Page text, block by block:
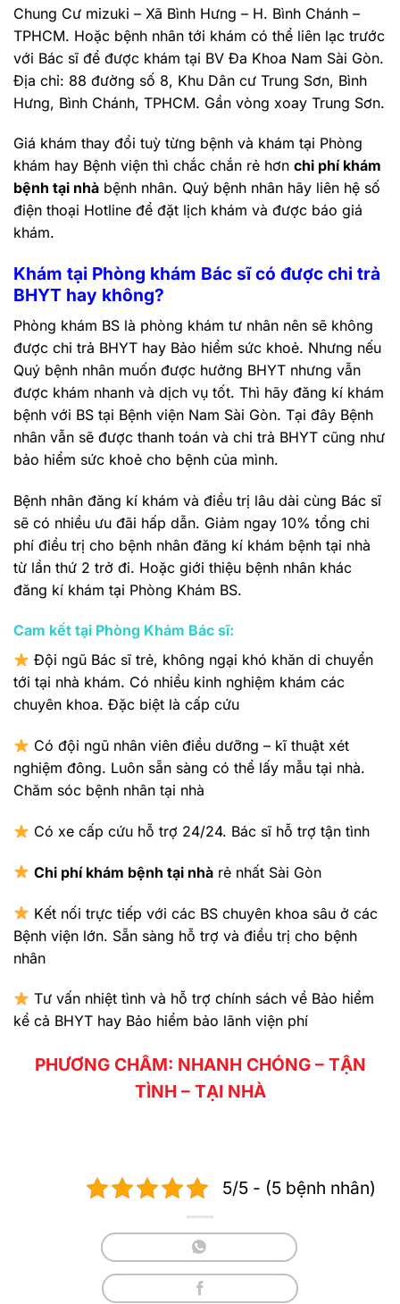
Chung Cư mizuki – Xã Bình Hưng – H. Bình Chánh –
TPHCM. Hoặc bệnh nhân tới khám có thể liên lạc trước
với Bác sĩ để được khám tại BV Đa Khoa Nam Sài Gòn.
Địa chỉ: 88 đường số 8, Khu Dân cư Trung Sơn, Bình
Hưng, Bình Chánh, TPHCM. Gần vòng xoay Trung Sơn.
Giá khám thay đổi tuỳ từng bệnh và khám tại Phòng
khám hay Bệnh viện thì chắc chắn rẻ hơn chi phí khám
bệnh tại nhà bệnh nhân. Quý bệnh nhân hãy liên hệ số
điện thoại Hotline để đặt lịch khám và được báo giá
khám.
Khám tại Phòng khám Bác sĩ có được chi trả
BHYT hay không?
Phòng khám BS là phòng khám tư nhân nên sẽ không
được chi trả BHYT hay Bảo hiểm sức khoẻ. Nhưng nếu
Quý bệnh nhân muốn được hưởng BHYT nhưng vẫn
được khám nhanh và dịch vụ tốt. Thì hãy đăng kí khám
bệnh với BS tại Bệnh viện Nam Sài Gòn. Tại đây Bệnh
nhân vẫn sẽ được thanh toán và chi trả BHYT cũng như
bảo hiểm sức khoẻ cho bệnh của mình.
Bệnh nhân đăng kí khám và điều trị lâu dài cùng Bác sĩ
sẽ có nhiều ưu đãi hấp dẫn. Giảm ngay 10% tổng chi
phí điều trị cho bệnh nhân đăng kí khám bệnh tại nhà
từ lần thứ 2 trở đi. Hoặc giới thiệu bệnh nhân khác
đăng kí khám tại Phòng Khám BS.
Cam kết tại Phòng Khám Bác sĩ:
Đội ngũ Bác sĩ trẻ, không ngại khó khăn di chuyển
tới tại nhà khám. Có nhiều kinh nghiệm khám các
chuyên khoa. Đặc biệt là cấp cứu
Có đội ngũ nhân viên điều dưỡng – kĩ thuật xét
nghiệm đông. Luôn sẵn sàng có thể lấy mẫu tại nhà.
Chăm sóc bệnh nhân tại nhà
Có xe cấp cứu hỗ trợ 24/24. Bác sĩ hỗ trợ tận tình
Chi phí khám bệnh tại nhà rẻ nhất Sài Gòn
Kết nối trực tiếp với các BS chuyên khoa sâu ở các
Bệnh viện lớn. Sẵn sàng hỗ trợ và điều trị cho bệnh
nhân
Tư vấn nhiệt tình và hỗ trợ chính sách về Bảo hiểm
kể cả BHYT hay Bảo hiểm bảo lãnh viện phí
PHƯƠNG CHÂM: NHANH CHÓNG – TẬN
TÌNH – TẠI NHÀ
5/5 - (5 bệnh nhân)